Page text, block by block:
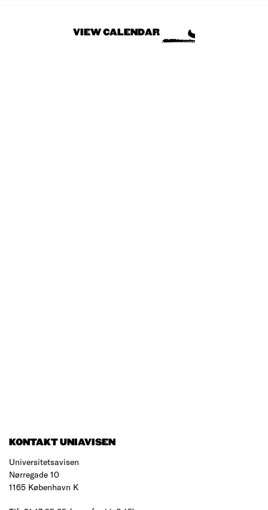
VIEW CALENDAR
KONTAKT UNIAVISEN
Universitetsavisen
Nørregade 10
1165 København K